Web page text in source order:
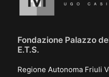
Fondazione Palazzo
E.T.S.
Regione Autonoma Friuli